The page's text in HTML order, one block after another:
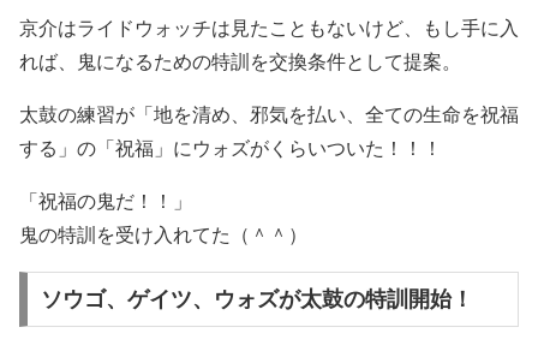
京介はライドウォッチは見たこともないけど、もし手に入
れば、鬼になるための特訓を交換条件として提案。
太鼓の練習が「地を清め、邪気を払い、全ての生命を祝福
する」の「祝福」にウォズがくらいついた！！！
「祝福の鬼だ！！」
鬼の特訓を受け入れてた（＾＾）
ソウゴ、ゲイツ、ウォズが太鼓の特訓開始！